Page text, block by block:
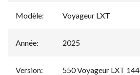
Modèle: Voyageur LXT
Année: 2025
Version: 550 Voyageur LXT 144